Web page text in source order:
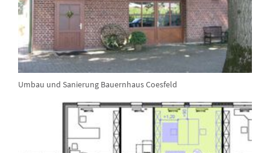
Umbau und Sanierung Bauernhaus Coesfeld